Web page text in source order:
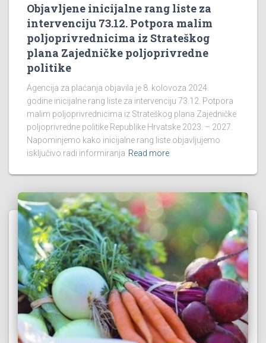
Objavljene inicijalne rang liste za
intervenciju 73.12. Potpora malim
poljoprivrednicima iz Strateškog
plana Zajedničke poljoprivredne
politike
Agencija za plaćanja objavila je 8. kolovoza 2024.
godine inicijalne rang liste za intervenciju 73.12. Potpora
malim poljoprivrednicima iz Strateškog plana Zajedničke
poljoprivredne politike Republike Hrvatske 2023. – 2027.
Napominjemo kako inicijalne rang liste objavljujemo
isključivo radi informiranja Read more